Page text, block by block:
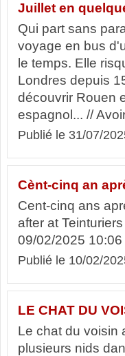
Juillet en
Qui part sans
voyage en bus
le temps. Elle
Londres depuis
découvrir Rouen
espagnol... //
Publié le 31/07/
Cènt-cinq an
Cent-cinq ans
after at
09/02/2025
Publié le 10/02/
LE CHAT DU
Le chat du voisin
plusieurs nids